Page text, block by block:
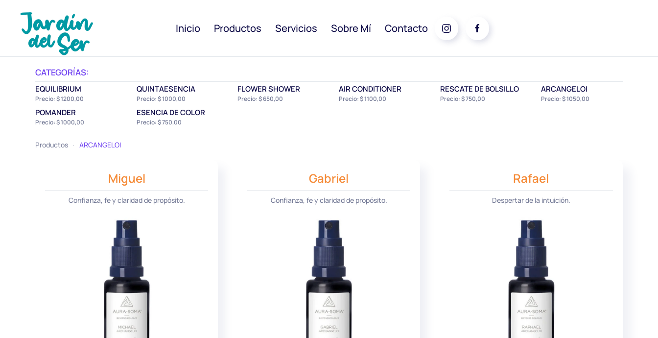
Inicio Productos Servicios Sobre Mí Contacto
CATEGORÍAS:
EQUILIBRIUM
Precio: $ 1200,00
POMANDER
Precio: $ 1000,00
QUINTAESENCIA
Precio: $ 1000,00
ESENCIA DE COLOR
Precio: $ 750,00
FLOWER SHOWER
Precio: $ 650,00
AIR CONDITIONER
Precio: $ 1100,00
RESCATE DE BOLSILLO
Precio: $ 750,00
ARCANGELOI
Precio: $ 1050,00
Productos ARCANGELOI
Miguel
Confianza, fe y claridad de propósito.
Gabriel
Confianza, fe y claridad de propósito.
Rafael
Despertar de la intuición.